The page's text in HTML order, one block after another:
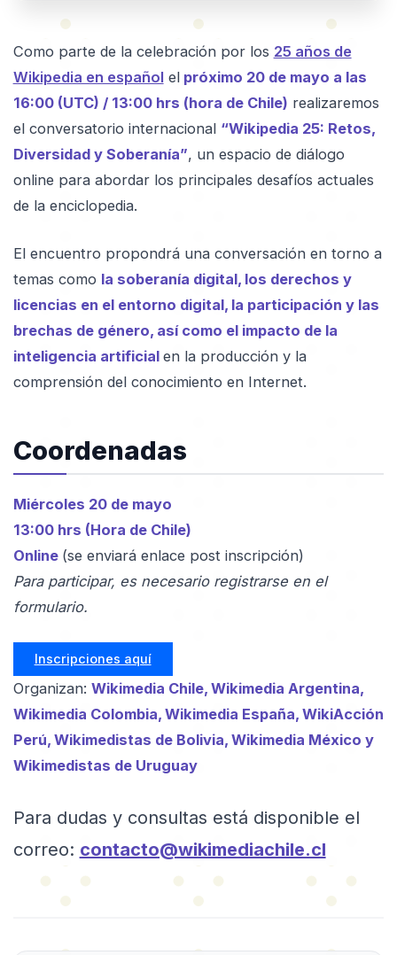
Como parte de la celebración por los 25 años de
Wikipedia en español elpróximo 20 de mayo a las
16:00 (UTC) / 13:00 hrs (hora de Chile) realizaremos
el conversatorio internacional “Wikipedia 25: Retos,
Diversidad y Soberanía”, un espacio de diálogo
online para abordar los principales desafíos actuales
de la enciclopedia.
El encuentro propondrá una conversación en torno a
temas como la soberanía digital, los derechos y
licencias en el entorno digital, la participación y las
brechas de género, así como el impacto de la
inteligencia artificial en la producción y la
comprensión del conocimiento en Internet.
Coordenadas
Miércoles 20 de mayo
13:00 hrs (Hora de Chile)
Online (se enviará enlace post inscripción)
Para participar, es necesario registrarse en el
formulario.
Inscripciones aquí
Organizan: Wikimedia Chile, Wikimedia Argentina,
Wikimedia Colombia, Wikimedia España, WikiAcción
Perú, Wikimedistas de Bolivia, Wikimedia México y
Wikimedistas de Uruguay
Para dudas y consultas está disponible el
correo: contacto@wikimediachile.cl